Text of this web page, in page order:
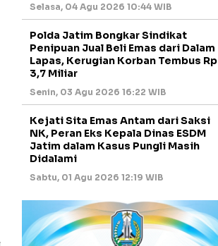
Selasa, 04 Agu 2026 10:44 WIB
Polda Jatim Bongkar Sindikat
Penipuan Jual Beli Emas dari Dalam
Lapas, Kerugian Korban Tembus Rp
3,7 Miliar
Senin, 03 Agu 2026 16:22 WIB
Kejati Sita Emas Antam dari Saksi
NK, Peran Eks Kepala Dinas ESDM
Jatim dalam Kasus Pungli Masih
Didalami
Sabtu, 01 Agu 2026 12:19 WIB